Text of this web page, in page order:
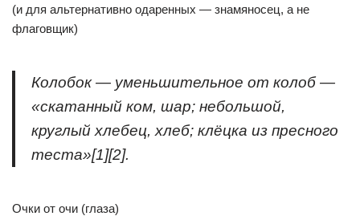
(и для альтернативно одаренных — знамяносец, а не
флаговщик)
Колобок — уменьшительное от колоб —
«скатанный ком, шар; небольшой,
круглый хлебец, хлеб; клёцка из пресного
теста»[1][2].
Очки от очи (глаза)